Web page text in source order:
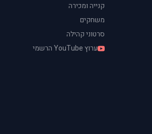
קנייה ומכירה
משחקים
סרטוני קהילה
ערוץ YouTube הרשמי